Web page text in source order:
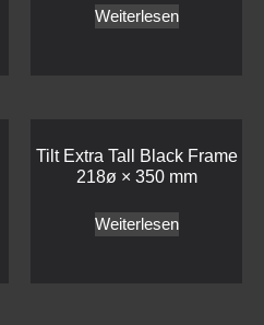
Weiterlesen
Tilt Extra Tall Black Frame
218ø × 350 mm
Weiterlesen